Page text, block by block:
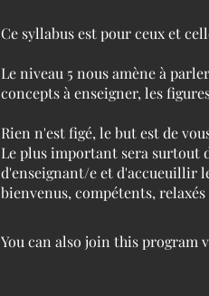
Ce syllabus est pour ceux et
Le niveau 5 nous amène à
concepts à enseigner, les
Rien n'est figé, le but est de
Le plus important sera surtout
d'enseignant/e et d'accueuillir
bienvenus, compétents,
You can also join this program